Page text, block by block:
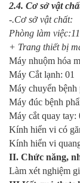
2.4. Cơ sở vật
-.Cơ sở vật chất:
Phòng làm việc:11
+ Trang thiết bị
Máy nhuộm hóa
Máy Cắt lạnh: 01
Máy chuyển bệnh
Máy đúc bệnh
Máy cắt quay tay:
Kính hiển vi có
Kính hiển vi
II. Chức năng,
Làm xét nghiệm